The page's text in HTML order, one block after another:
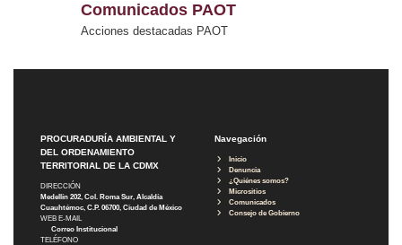
Comunicados PAOT
Acciones destacadas PAOT
PROCURADURÍA AMBIENTAL Y
DEL ORDENAMIENTO
TERRITORIAL DE LA CDMX
DIRECCIÓN
Medellín 202, Col. Roma Sur, Alcaldía
Cuauhtémoc, C.P. 06700, Ciudad de México
WEB E-MAIL
Correo Institucional
TELÉFONO
Navegación
Inicio
Denuncia
¿Quiénes somos?
Micrositios
Comunicados
Consejo de Gobierno